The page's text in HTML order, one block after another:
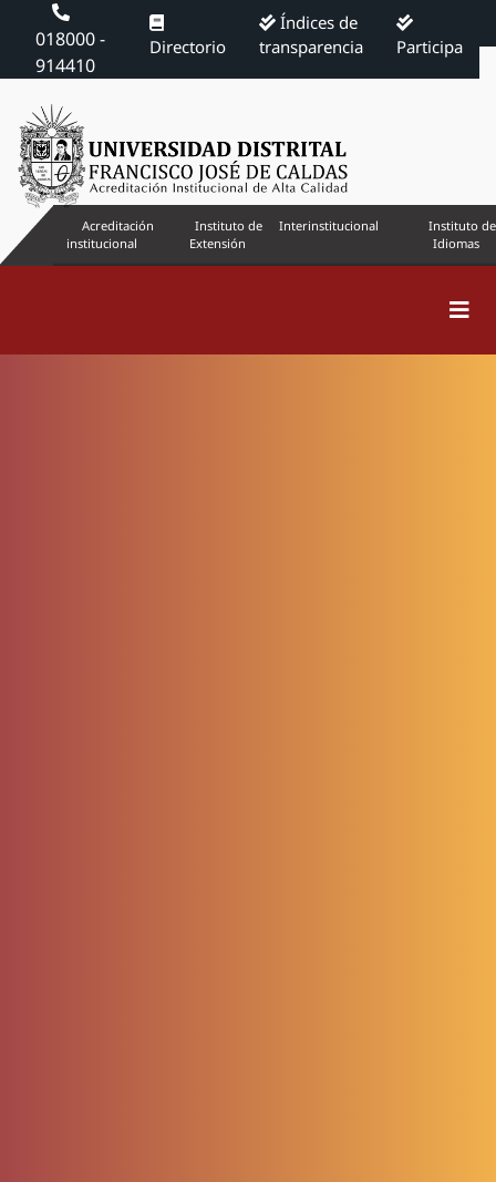
018000 -
914410
Directorio
Índices de
transparencia
Participa
Acreditación
institucional
Instituto de
Extensión
Interinstitucional
Instituto de
Idiomas